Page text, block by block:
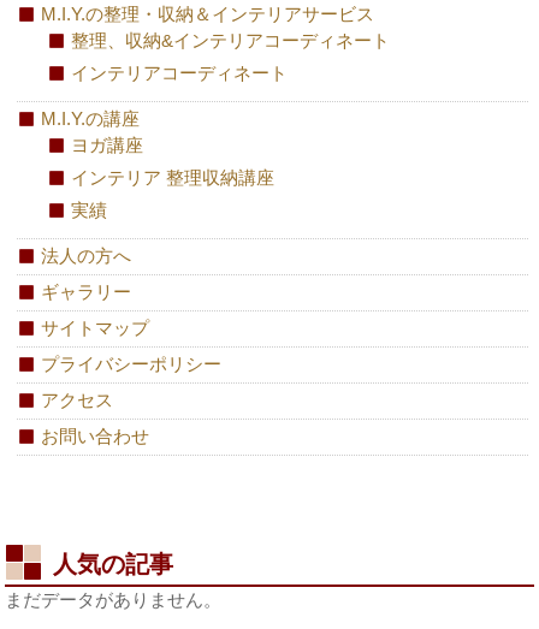
M.I.Y.の整理・収納＆インテリアサービス
整理、収納&インテリアコーディネート
インテリアコーディネート
M.I.Y.の講座
ヨガ講座
インテリア 整理収納講座
実績
法人の方へ
ギャラリー
サイトマップ
プライバシーポリシー
アクセス
お問い合わせ
人気の記事
まだデータがありません。